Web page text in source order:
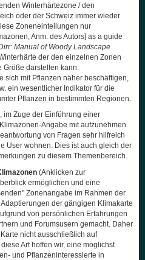
Winterhärtezone / den
oder der Schweiz immer wieder
Zoneneinteilungen nur
Anm. des Autors] as a guide
: Manual of Woody Landscape
der den einzelnen Zonen
darstellen kann.
sich mit Pflanzen näher beschäftigen,
ein wesentlicher Indikator für die
Pflanzen in bestimmten Regionen.
im Zuge der Einführung einer
Angabe mit aufzunehmen.
von Fragen sehr hilfreich
User wohnen. Dies ist auch gleich der
zu diesem Themenbereich.
(Anklicken zur
ermöglichen und eine
Zonenangabe im Rahmen der
der gängigen Klimakarte
von persönlichen Erfahrungen
und Forumsusern gemacht. Daher
nicht ausschließlich auf
Art hoffen wir, eine möglichst
und Pflanzeninteressierte in